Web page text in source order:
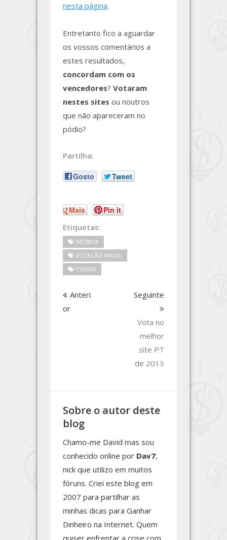
nesta página.
Entretanto fico a aguardar
os vossos comentários a
estes resultados,
concordam com os
vencedores? Votaram
nestes sites ou noutros
que não apareceram no
pódio?
Partilha:
Gosto Tweet
Mais
Pin it
Etiquetas:
NEOBUX
VOTAÇÃO ANUAL
YSENSE
Anteri
or
Seguinte
Vota no
melhor
site PT
de 2013
Sobre o autor deste
blog
Chamo-me David mas sou
conhecido online por Dav7,
nick que utilizo em muitos
fóruns. Criei este blog em
2007 para partilhar as
minhas dicas para Ganhar
Dinheiro na Internet. Quem
quiser enfrentar a crise com